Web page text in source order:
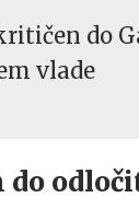
do
vlade
do